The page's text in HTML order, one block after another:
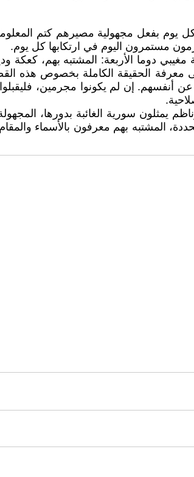
بفعل مجهولية مصيرهم كتم
مستمرون اليوم في ارتكابها كل يوم.
دوما الأربعة: المشتبه بهم، كعكة
معرفة الحقيقة الكاملة بخصوص هذه
عن أنفسهم. إن لم يكونوا مجرمين،
يمثلون سورية الغائبة بدورها،
المشتبه بهم معرفون بالأسماء